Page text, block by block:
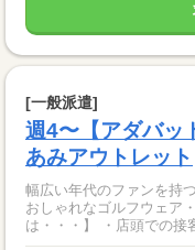
[一般派遣]
週4〜【アダバッ
あみアウトレット
幅広い年代のファンを持
おしゃれなゴルフウェア・スポ
は・・・】 ・店頭での接